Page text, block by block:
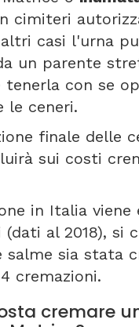
cimiteri
casi l'urna
un parente
tenerla con se
le ceneri.
finale delle
sui costi
in Italia viene
al 2018), si
salme sia stata
cremazioni.
cremare